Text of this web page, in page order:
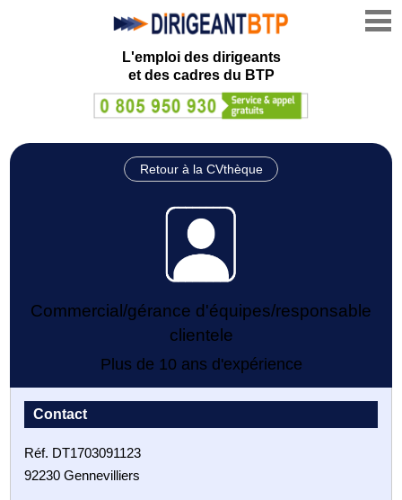
L'emploi des dirigeants
et des cadres du BTP
Retour à la CVthèque
Commercial/gérance d'équipes/responsable
clientele
Plus de 10 ans d'expérience
Contact
Réf. DT1703091123
92230 Gennevilliers